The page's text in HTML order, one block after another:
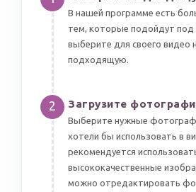
В нашей программе есть
тем, которые подойдут
выберите для своего видео
подходящую.
2 Загрузите
Выберите нужные
хотели бы использовать в
рекомендуется
высококачественные
можно отредактировать